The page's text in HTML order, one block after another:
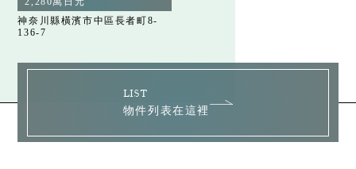
神奈川縣橫濱市中區長者町8-
136-7
LIST
物件列表在這裡